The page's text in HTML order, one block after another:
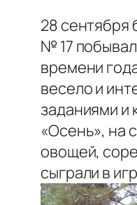
28 сентября
№ 17
времени
весело и
заданиями и
«Осень», на
овощей,
сыграли в